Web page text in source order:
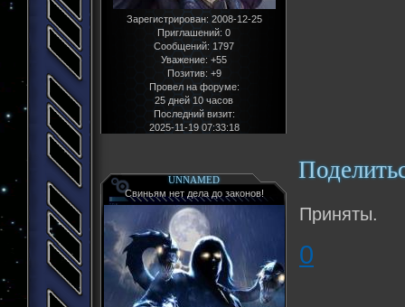
Зарегистрирован: 2008-12-25
Приглашений: 0
Сообщений: 1797
Уважение: +55
Позитив: +9
Провел на форуме:
25 дней 10 часов
Последний визит:
2025-11-19 07:33:18
UNNAMED
Свиньям нет дела до законов!
Приняты.
0